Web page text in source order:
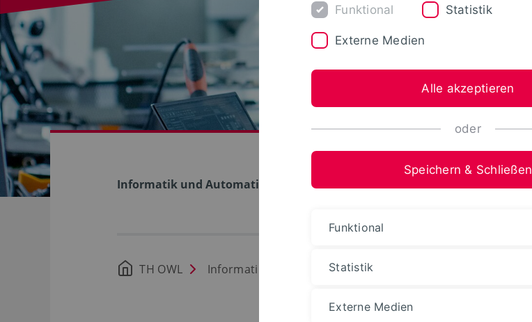
Informatik und Automation
TH OWL Informatik und Automation
Funktional Statistik
Externe Medien
Alle akzeptieren
oder
Speichern & Schließen
Funktional
Statistik
Externe Medien